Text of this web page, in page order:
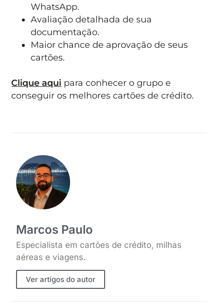
WhatsApp.
Avaliação detalhada de sua
documentação.
Maior chance de aprovação de seus
cartões.
Clique aqui para conhecer o grupo e
conseguir os melhores cartões de crédito.
Marcos Paulo
Especialista em cartões de crédito, milhas
aéreas e viagens.
Ver artigos do autor